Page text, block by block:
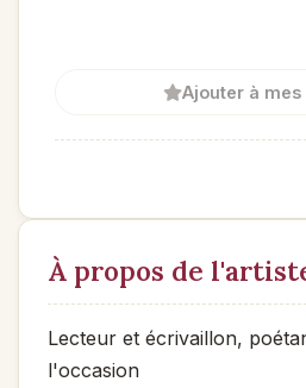
Ajouter à
À propos de
Lecteur et écrivaillon,
l'occasion